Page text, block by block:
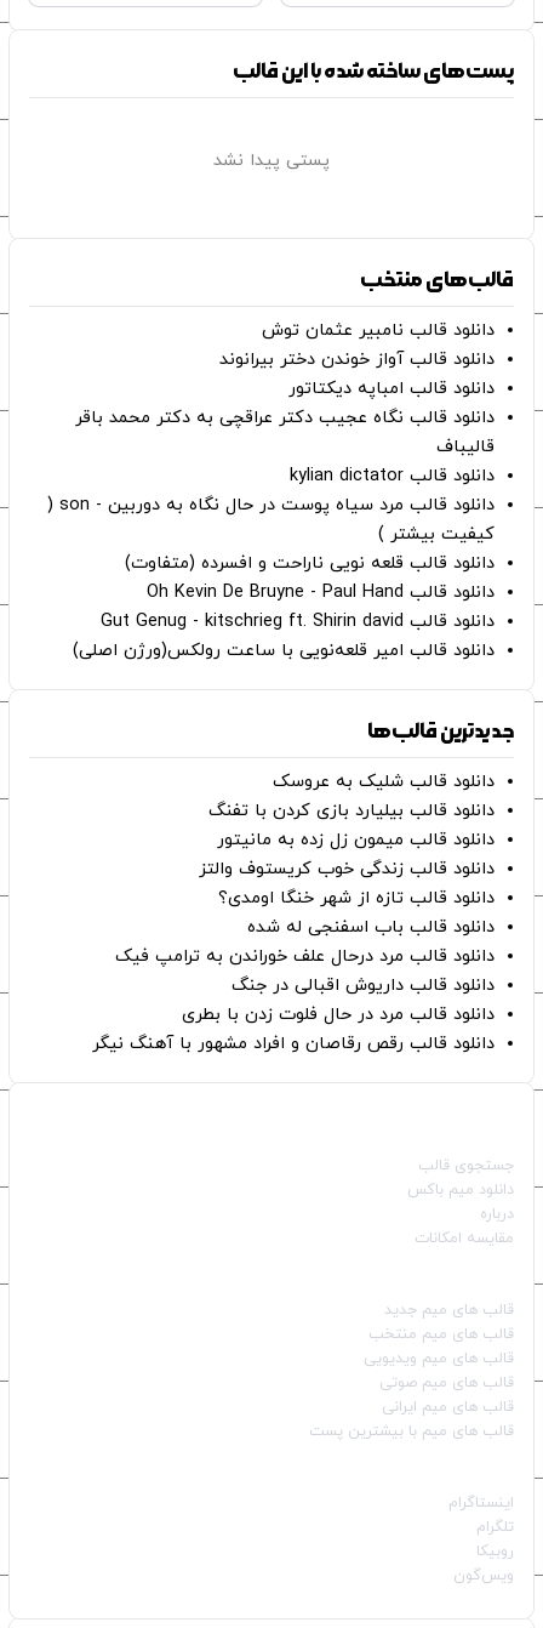
پست‌های ساخته شده با این قالب
پستی پیدا نشد
قالب‌های منتخب
دانلود قالب نامبیر عثمان ‌توش
دانلود قالب آواز خوندن دختر بیرانوند
دانلود قالب امباپه دیکتاتور
دانلود قالب نگاه عجیب دکتر عراقچی به دکتر محمد باقر
قالیباف
دانلود قالب kylian dictator
دانلود قالب مرد سیاه پوست در حال نگاه به دوربین - son (
کیفیت بیشتر )
دانلود قالب قلعه نویی ناراحت و افسرده (متفاوت)
دانلود قالب Oh Kevin De Bruyne - Paul Hand
دانلود قالب Gut Genug - kitschrieg ft. Shirin david
دانلود قالب امیر قلعه‌نویی با ساعت رولکس(ورژن اصلی)
جدیدترین قالب‌ها
دانلود قالب شلیک به عروسک
دانلود قالب بیلیارد بازی کردن با تفنگ
دانلود قالب میمون زل زده به مانیتور
دانلود قالب زندگی خوب کریستوف والتز
دانلود قالب تازه از شهر خنگا اومدی؟
دانلود قالب باب اسفنجی له شده
دانلود قالب مرد درحال علف خوراندن به ترامپ فیک
دانلود قالب داریوش اقبالی در جنگ
دانلود قالب مرد در حال فلوت زدن با بطری
دانلود قالب رقص رقاصان و افراد مشهور با آهنگ نیگر
جستجوی قالب
دانلود میم باکس
درباره
مقایسه امکانات
قالب‌ های میم جدید
قالب‌ های میم منتخب
قالب‌ های میم ویدیویی
قالب‌ های میم صوتی
قالب‌ های میم ایرانی
قالب‌ های میم با بیشترین پست
اینستاگرام
تلگرام
روبیکا
ویس‌گون